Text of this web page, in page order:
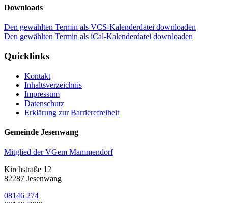
Downloads
Den gewählten Termin als VCS-Kalenderdatei downloaden
Den gewählten Termin als iCal-Kalenderdatei downloaden
Quicklinks
Kontakt
Inhaltsverzeichnis
Impressum
Datenschutz
Erklärung zur Barrierefreiheit
Gemeinde Jesenwang
Mitglied der VGem Mammendorf
Kirchstraße 12
82287 Jesenwang
08146 274